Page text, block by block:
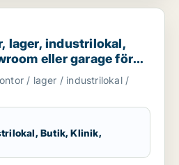
industrilokal, butik, klinik,
lager, industrilokal,
eller garage för
/ lager / industrilokal /
Butik, Klinik,